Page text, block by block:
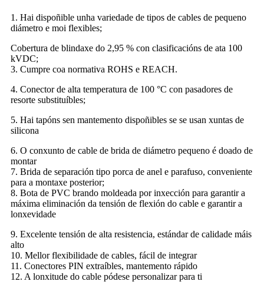
1. Hai dispoñible unha variedade de tipos de cables de pequeno
diámetro e moi flexibles;
Cobertura de blindaxe do 2,95 % con clasificacións de ata 100
kVDC;
3. Cumpre coa normativa ROHS e REACH.
4. Conector de alta temperatura de 100 °C con pasadores de
resorte substituíbles;
5. Hai tapóns sen mantemento dispoñibles se se usan xuntas de
silicona
6. O conxunto de cable de brida de diámetro pequeno é doado de
montar
7. Brida de separación tipo porca de anel e parafuso, conveniente
para a montaxe posterior;
8. Bota de PVC brando moldeada por inxección para garantir a
máxima eliminación da tensión de flexión do cable e garantir a
lonxevidade
9. Excelente tensión de alta resistencia, estándar de calidade máis
alto
10. Mellor flexibilidade de cables, fácil de integrar
11. Conectores PIN extraíbles, mantemento rápido
12. A lonxitude do cable pódese personalizar para ti